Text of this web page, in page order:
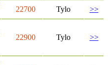
22700 Tylo
>>
22900 Tylo >>